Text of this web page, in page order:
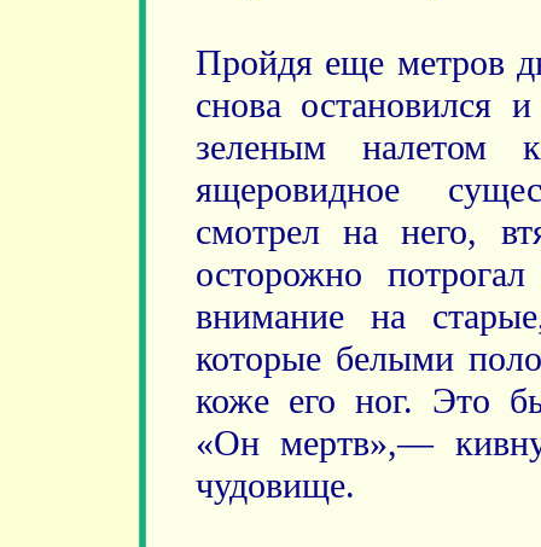
Пройдя еще метров
снова остановился
зеленым налетом
ящеровидное
смотрел на него,
осторожно
внимание на
которые белыми
коже его ног. Это
«Он мертв»,—
чудовище.